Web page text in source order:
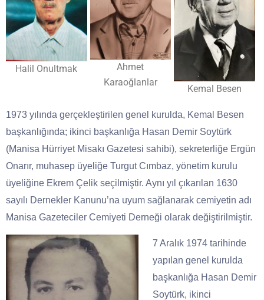
Halil Onultmak
Ahmet
Karaoğlanlar
Kemal Besen
1973 yılında gerçekleştirilen genel kurulda, Kemal Besen
başkanlığında; ikinci başkanlığa Hasan Demir Soytürk
(Manisa Hürriyet Misakı Gazetesi sahibi), sekreterliğe Ergün
Onarır, muhasep üyeliğe Turgut Cımbaz, yönetim kurulu
üyeliğine Ekrem Çelik seçilmiştir. Aynı yıl çıkarılan 1630
sayılı Dernekler Kanunu’na uyum sağlanarak cemiyetin adı
Manisa Gazeteciler Cemiyeti Derneği olarak değiştirilmiştir.
7 Aralık 1974 tarihinde
yapılan genel kurulda
başkanlığa Hasan Demir
Soytürk, ikinci